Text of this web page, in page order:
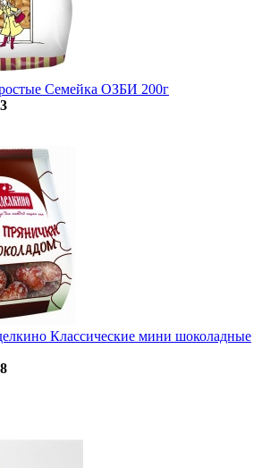
Семейка ОЗБИ 200г
Классические мини шоколадные